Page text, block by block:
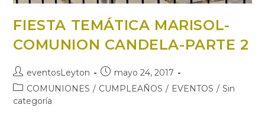
FIESTA TEMÁTICA MARISOL-
COMUNION CANDELA-PARTE 2
eventosLeyton
mayo 24, 2017
COMUNIONES / CUMPLEAÑOS / EVENTOS / Sin
categoría